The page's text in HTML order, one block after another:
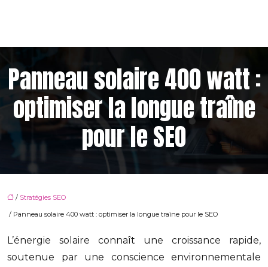
Panneau solaire 400 watt :
optimiser la longue traîne
pour le SEO
/ Stratégies SEO
/ Panneau solaire 400 watt : optimiser la longue traîne pour le SEO
L’énergie solaire connaît une croissance rapide,
soutenue par une conscience environnementale